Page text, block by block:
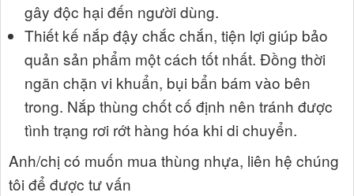
gây độc hại đến người dùng.
Thiết kế nắp đậy chắc chắn, tiện lợi giúp bảo
quản sản phẩm một cách tốt nhất. Đồng thời
ngăn chặn vi khuẩn, bụi bẩn bám vào bên
trong. Nắp thùng chốt cố định nên tránh được
tình trạng rơi rớt hàng hóa khi di chuyển.
Anh/chị có muốn mua thùng nhựa, liên hệ chúng
tôi để được tư vấn